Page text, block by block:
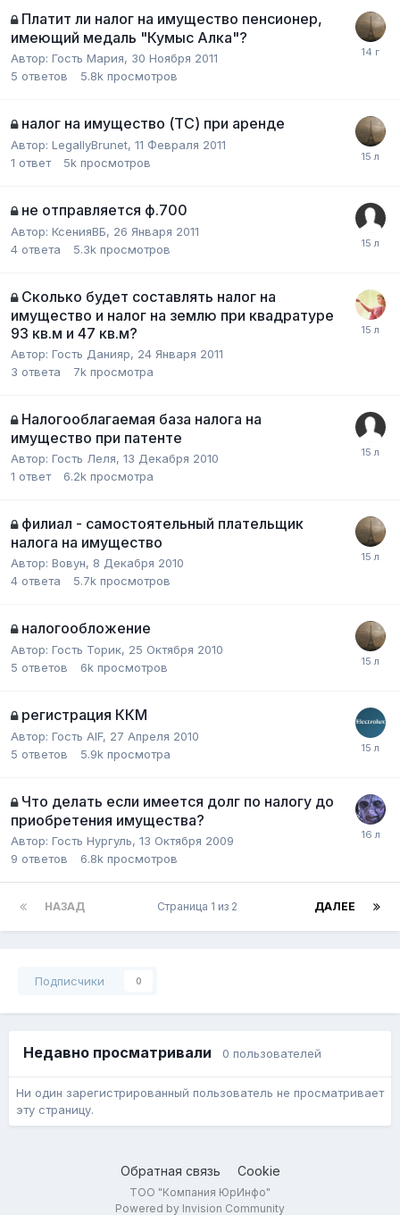
Платит ли налог на имущество пенсионер,
имеющий медаль "Кумыс Алка"?
Автор: Гость Мария, 30 Ноября 2011
5 ответов 5.8k просмотров
налог на имущество (ТС) при аренде
Автор: LegallyBrunet, 11 Февраля 2011
1 ответ 5k просмотров
не отправляется ф.700
Автор: КсенияВБ, 26 Января 2011
4 ответа 5.3k просмотров
Сколько будет составлять налог на
имущество и налог на землю при квадратуре
93 кв.м и 47 кв.м?
Автор: Гость Данияр, 24 Января 2011
3 ответа 7k просмотра
Налогооблагаемая база налога на
имущество при патенте
Автор: Гость Леля, 13 Декабря 2010
1 ответ 6.2k просмотра
филиал - самостоятельный плательщик
налога на имущество
Автор: Вовун, 8 Декабря 2010
4 ответа 5.7k просмотров
налогообложение
Автор: Гость Торик, 25 Октября 2010
5 ответов 6k просмотров
регистрация ККМ
Автор: Гость AIF, 27 Апреля 2010
5 ответов 5.9k просмотра
Что делать если имеется долг по налогу до
приобретения имущества?
Автор: Гость Нургуль, 13 Октября 2009
9 ответов 6.8k просмотров
НАЗАД ДАЛЕЕ
Страница 1 из 2
Подписчики 0
Недавно просматривали 0 пользователей
Ни один зарегистрированный пользователь не просматривает
эту страницу.
Обратная связь Cookie
ТОО "Компания ЮрИнфо"
Powered by Invision Community